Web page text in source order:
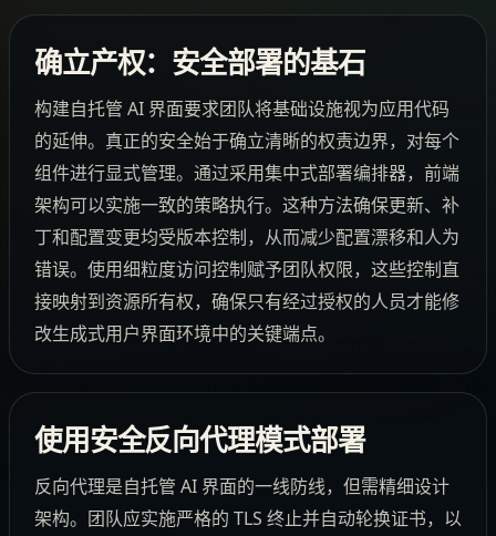
确立产权：安全部署的基石
构建自托管 AI 界面要求团队将基础设施视为应用代码
的延伸。真正的安全始于确立清晰的权责边界，对每个
组件进行显式管理。通过采用集中式部署编排器，前端
架构可以实施一致的策略执行。这种方法确保更新、补
丁和配置变更均受版本控制，从而减少配置漂移和人为
错误。使用细粒度访问控制赋予团队权限，这些控制直
接映射到资源所有权，确保只有经过授权的人员才能修
改生成式用户界面环境中的关键端点。
使用安全反向代理模式部署
反向代理是自托管 AI 界面的一线防线，但需精细设计
架构。团队应实施严格的 TLS 终止并自动轮换证书，以